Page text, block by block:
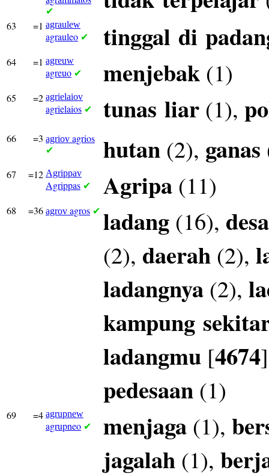
✔
63 =1 agraulew
agrauleo ✔ tinggal di
64 =1 agreuw
agreuo ✔ menjebak (1)
65 =2 agrielaiov
agrielaios ✔ tunas liar (1),
66 =3 agriov agrios
✔ hutan (2), ganas
67 =12 Agrippav
Agrippas ✔ Agripa (11)
68 =36 agrov agros ✔ ladang (16), desa
(2), daerah (2),
ladangnya (2),
kampung
ladangmu [4674
pedesaan (1)
69 =4 agrupnew
agrupneo ✔ menjaga (1),
jagalah (1),